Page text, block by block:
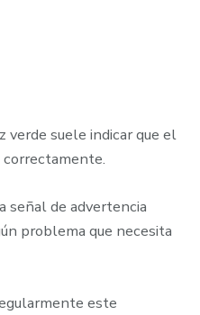
verde suele indicar que el
señal de advertencia
problema que necesita
este